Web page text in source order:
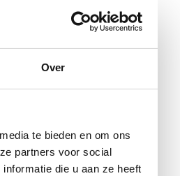
Over
te bieden en om ons
partners voor social
die u aan ze heeft